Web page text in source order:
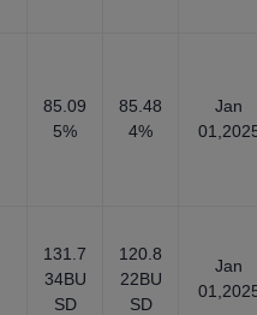
85.09
5%
85.48
4%
Jan
131.7
34BU
SD
120.8
22BU
SD
Jan